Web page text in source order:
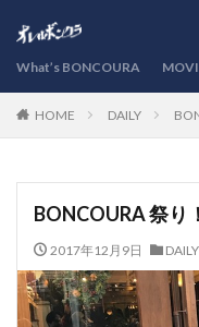
What’s BONCOURA
HOME DAILY
BONCOURA 祭り
2017年12月9日 DAILY
カテゴリー